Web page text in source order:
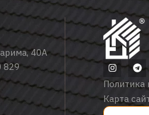
40А
829
Политика
Карта